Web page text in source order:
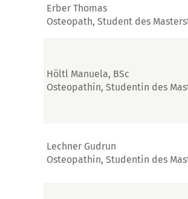
Erber Thomas
Osteopath, Student des
Höltl Manuela, BSc
Osteopathin, Studentin des
Lechner Gudrun
Osteopathin, Studentin des